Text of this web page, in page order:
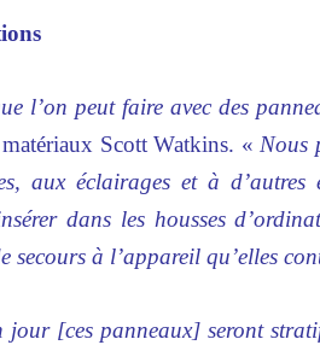
l’on peut faire avec des
Scott Watkins. « Nous
aux éclairages et à d’autres
dans les housses
à l’appareil qu’elles
jour [ces panneaux] seront